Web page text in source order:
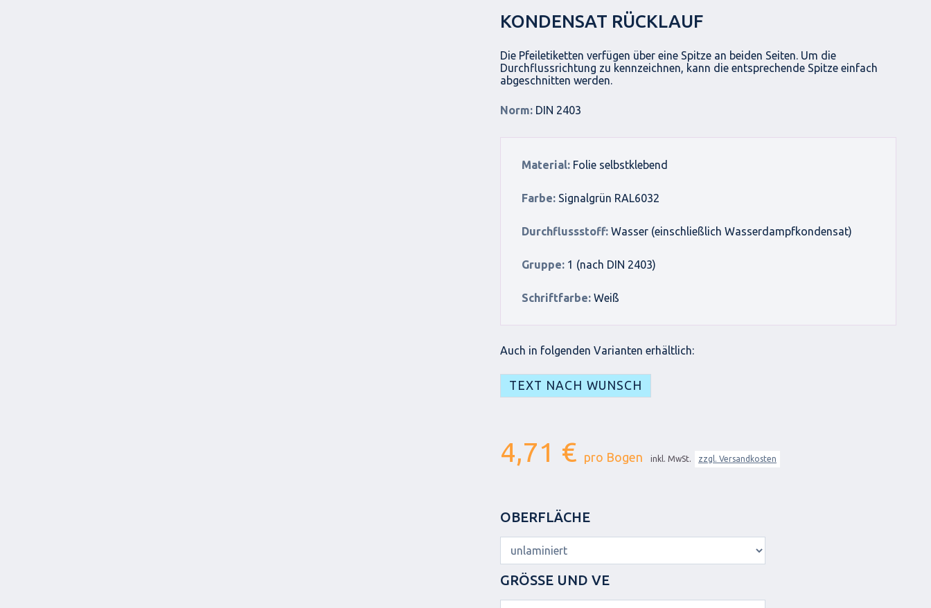
KONDENSAT RÜCKLAUF
Die Pfeiletiketten verfügen über eine Spitze an beiden Seiten. Um die
Durchflussrichtung zu kennzeichnen, kann die entsprechende Spitze einfach
abgeschnitten werden.
Norm: DIN 2403
Material: Folie selbstklebend
Farbe: Signalgrün RAL6032
Durchflussstoff: Wasser (einschließlich Wasserdampfkondensat)
Gruppe: 1 (nach DIN 2403)
Schriftfarbe: Weiß
Auch in folgenden Varianten erhältlich:
TEXT NACH WUNSCH
4,71 € pro Bogen inkl. MwSt. zzgl. Versandkosten
OBERFLÄCHE
GRÖSSE UND VE